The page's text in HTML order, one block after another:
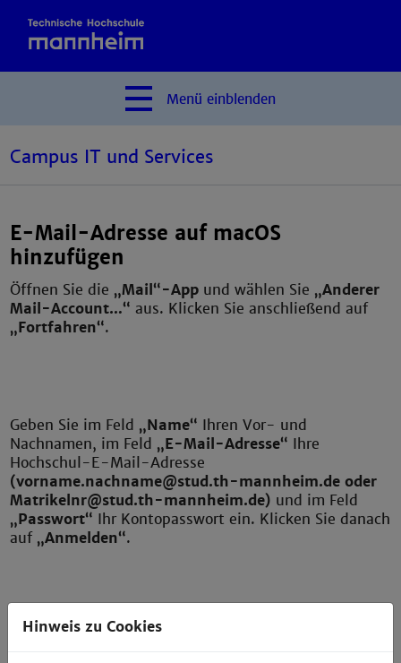
Menü einblenden
Campus IT und Services
E-Mail-Adresse auf macOS
hinzufügen
Öffnen Sie die „Mail“-App und wählen Sie „Anderer
Mail-Account…“ aus. Klicken Sie anschließend auf
„Fortfahren“.
Geben Sie im Feld „Name“ Ihren Vor- und
Nachnamen, im Feld „E-Mail-Adresse“ Ihre
Hochschul-E-Mail-Adresse
(vorname.nachname@stud.th-mannheim.de oder
Matrikelnr@stud.th-mannheim.de) und im Feld
„Passwort“ Ihr Kontopasswort ein. Klicken Sie danach
auf „Anmelden“.
Geben Sie im Feld„Server für eintreffende E-Mails“
Hinweis zu Cookies